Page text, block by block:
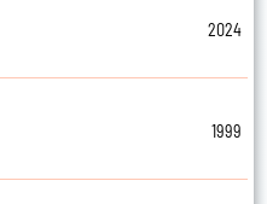
2024
1999